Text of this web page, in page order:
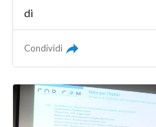
di
Condividi